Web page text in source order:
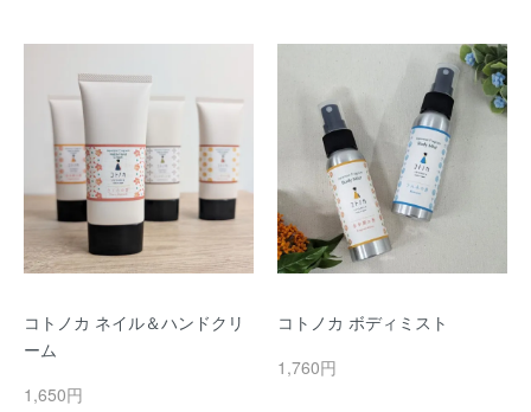
コトノカ ネイル＆ハンドクリ
ーム
1,650円
コトノカ ボディミスト
1,760円